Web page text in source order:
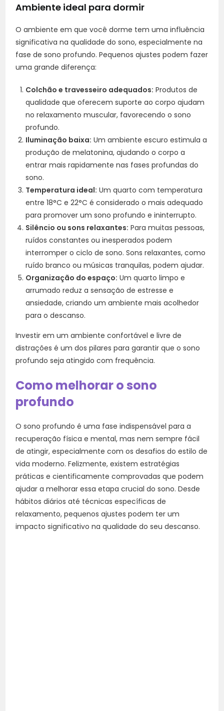
Ambiente ideal para dormir
O ambiente em que você dorme tem uma influência
significativa na qualidade do sono, especialmente na
fase de sono profundo. Pequenos ajustes podem fazer
uma grande diferença:
Colchão e travesseiro adequados: Produtos de
qualidade que oferecem suporte ao corpo ajudam
no relaxamento muscular, favorecendo o sono
profundo.
Iluminação baixa: Um ambiente escuro estimula a
produção de melatonina, ajudando o corpo a
entrar mais rapidamente nas fases profundas do
sono.
Temperatura ideal: Um quarto com temperatura
entre 18°C e 22°C é considerado o mais adequado
para promover um sono profundo e ininterrupto.
Silêncio ou sons relaxantes: Para muitas pessoas,
ruídos constantes ou inesperados podem
interromper o ciclo de sono. Sons relaxantes, como
ruído branco ou músicas tranquilas, podem ajudar.
Organização do espaço: Um quarto limpo e
arrumado reduz a sensação de estresse e
ansiedade, criando um ambiente mais acolhedor
para o descanso.
Investir em um ambiente confortável e livre de
distrações é um dos pilares para garantir que o sono
profundo seja atingido com frequência.
Como melhorar o sono
profundo
O sono profundo é uma fase indispensável para a
recuperação física e mental, mas nem sempre fácil
de atingir, especialmente com os desafios do estilo de
vida moderno. Felizmente, existem estratégias
práticas e cientificamente comprovadas que podem
ajudar a melhorar essa etapa crucial do sono. Desde
hábitos diários até técnicas específicas de
relaxamento, pequenos ajustes podem ter um
impacto significativo na qualidade do seu descanso.